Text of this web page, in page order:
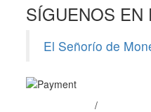
SÍGUENOS EN
El Señorío de
/